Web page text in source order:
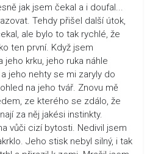
jak jsem čekal a i doufal...
Tehdy přišel další útok,
ale bylo to tak rychlé, že
ten první. Když jsem
jeho krku, jeho ruka náhle
jeho nehty se mi zaryly do
na jeho tvář. Znovu mě
ze kterého se zdálo, že
za něj jakési instinkty.
vůči cizí bytosti. Nedivil jsem
Jeho stisk nebyl silný, i tak